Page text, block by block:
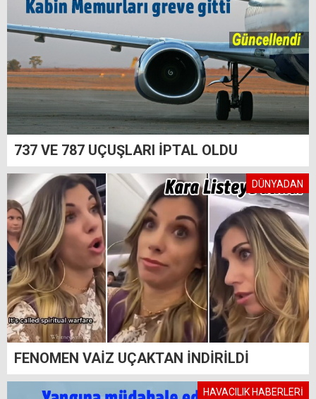
737 VE 787 UÇUŞLARI İPTAL OLDU
DÜNYADAN
FENOMEN VAİZ UÇAKTAN İNDİRİLDİ
HAVACILIK HABERLERİ